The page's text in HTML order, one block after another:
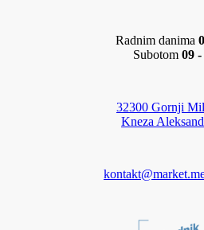
Radnim danima
Subotom 09 -
32300 Gornji
Kneza